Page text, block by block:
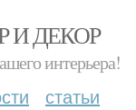
И ДЕКОР
интерьера!
статьи